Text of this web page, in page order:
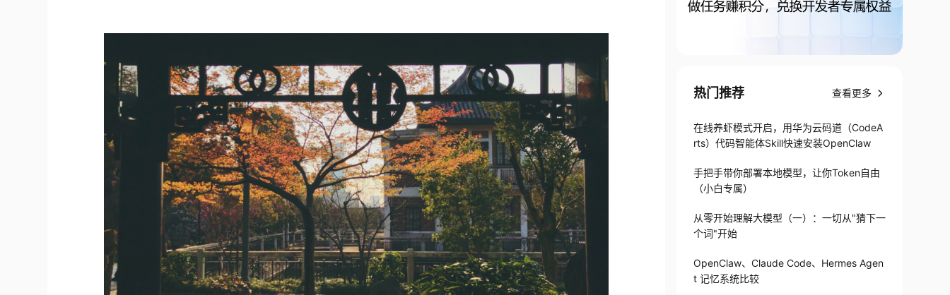
热门推荐 查看更多
在线养虾模式开启，用华为云码道（CodeA
rts）代码智能体Skill快速安装OpenClaw
手把手带你部署本地模型，让你Token自由
（小白专属）
从零开始理解大模型（一）：一切从"猜下一
个词"开始
OpenClaw、Claude Code、Hermes Agen
t 记忆系统比较